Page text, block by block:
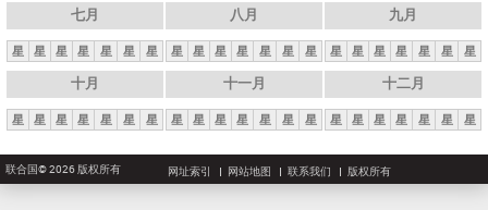
七月
星 星 星 星 星 星 星
八月
星 星 星 星 星 星 星
九月
星 星 星 星 星 星 星
十月
星 星 星 星 星 星 星
十一月
星 星 星 星 星 星 星
十二月
星 星 星 星 星 星 星
联合国© 2026 版权所有 网址索引 网站地图 联系我们 版权所有